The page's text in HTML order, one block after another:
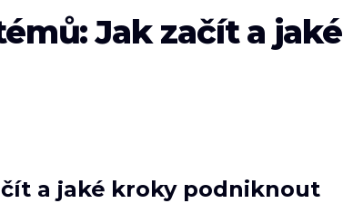
Jak začít a jaké
a jaké kroky podniknout